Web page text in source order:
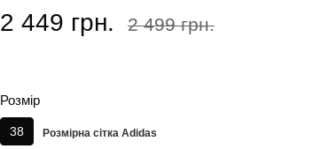
2 449 грн. 2 499 грн.
Розмір
38 Розмірна сітка Adidas